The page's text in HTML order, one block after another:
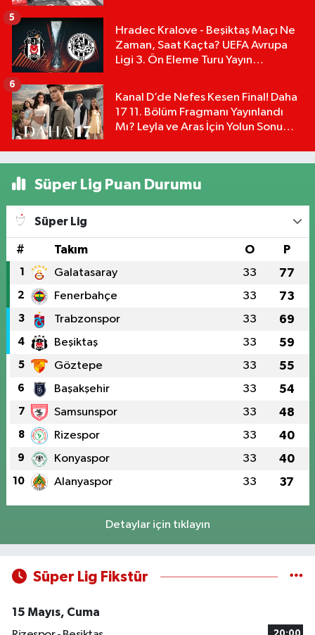
Hradec Kralove - Beşiktaş Maçı Ne
Zaman, Saat Kaçta? UEFA Avrupa
Ligi 3. Ön Eleme Turu Yayın
5
Kanal D’de Nefes Kesen Final! Daha
17 11. Bölüm Fragmanı Yayınlandı
Mı? Leyla ve Aras İçin Yolun Sonu
6
Süper Lig Puan Durumu
Süper Lig
# Takım O P
1 Galatasaray 33 77
2 Fenerbahçe 33 73
3 Trabzonspor 33 69
4 Beşiktaş 33 59
5 Göztepe 33 55
6 Başakşehir 33 54
7 Samsunspor 33 48
8 Rizespor 33 40
9 Konyaspor 33 40
10 Alanyaspor 33 37
Detaylar için tıklayın
Süper Lig Fikstür
15 Mayıs, Cuma